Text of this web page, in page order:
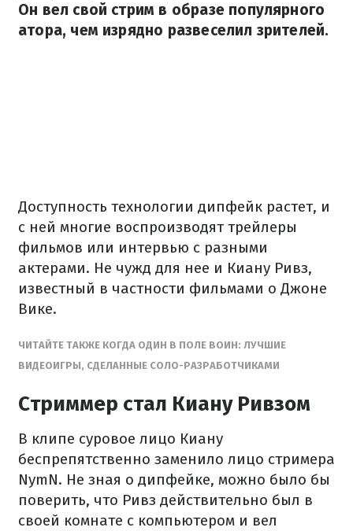
Он вел свой стрим в образе популярного
атора, чем изрядно развеселил зрителей.
Доступность технологии дипфейк растет, и
с ней многие воспроизводят трейлеры
фильмов или интервью с разными
актерами. Не чужд для нее и Киану Ривз,
известный в частности фильмами о Джоне
Вике.
ЧИТАЙТЕ ТАКЖЕ КОГДА ОДИН В ПОЛЕ ВОИН: ЛУЧШИЕ
ВИДЕОИГРЫ, СДЕЛАННЫЕ СОЛО-РАЗРАБОТЧИКАМИ
Стриммер стал Киану Ривзом
В клипе суровое лицо Киану
беспрепятственно заменило лицо стримера
NymN. Не зная о дипфейке, можно было бы
поверить, что Ривз действительно был в
своей комнате с компьютером и вел